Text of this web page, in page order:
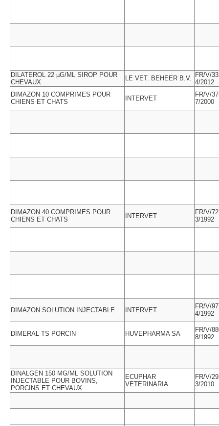
DILATEROL 22 µG/ML SIROP POUR
CHEVAUX
LE VET. BEHEER B.V.
FR/V/
4/2012
DIMAZON 10 COMPRIMES POUR
CHIENS ET CHATS
INTERVET
FR/V/
7/2000
DIMAZON 40 COMPRIMES POUR
CHIENS ET CHATS
INTERVET
FR/V/
3/1992
DIMAZON SOLUTION INJECTABLE INTERVET
FR/V/
4/1992
DIMERAL TS PORCIN HUVEPHARMA SA
FR/V/
8/1992
DINALGEN 150 MG/ML SOLUTION
INJECTABLE POUR BOVINS,
PORCINS ET CHEVAUX
ECUPHAR
VETERINARIA
FR/V/
3/2010